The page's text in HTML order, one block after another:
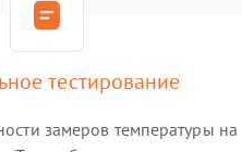
тестирование
замеров температуры на